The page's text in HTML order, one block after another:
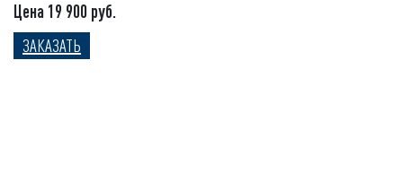
Цена 19 900 руб.
ЗАКАЗАТЬ